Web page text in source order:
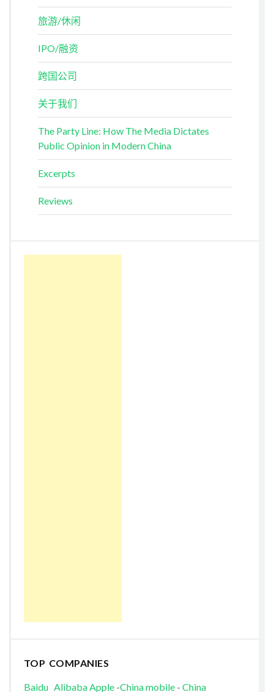
旅游/休闲
IPO/融资
跨国公司
关于我们
The Party Line: How The Media Dictates
Public Opinion in Modern China
Excerpts
Reviews
TOP COMPANIES
Baidu AlibabaApple-China mobile- China